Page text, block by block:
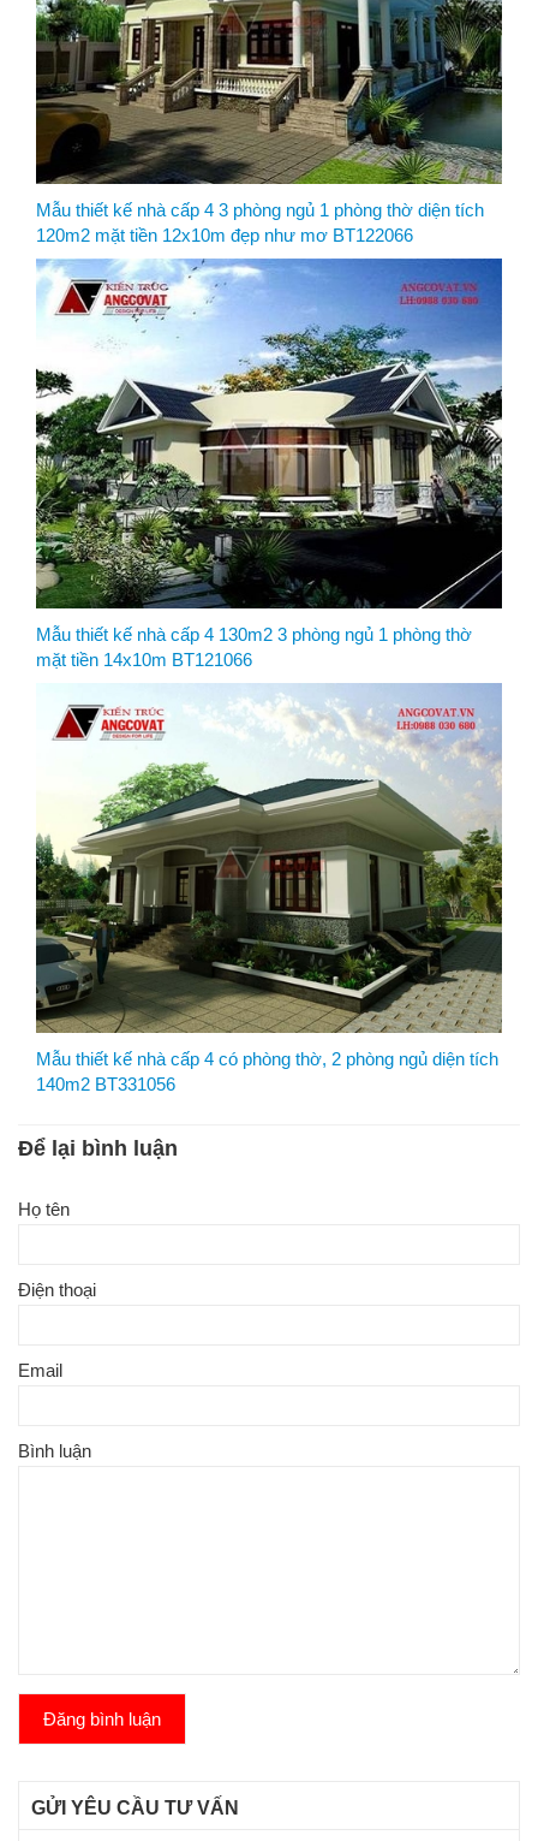
Mẫu thiết kế nhà cấp 4 3 phòng ngủ 1 phòng thờ diện tích
120m2 mặt tiền 12x10m đẹp như mơ BT122066
Mẫu thiết kế nhà cấp 4 130m2 3 phòng ngủ 1 phòng thờ
mặt tiền 14x10m BT121066
Mẫu thiết kế nhà cấp 4 có phòng thờ, 2 phòng ngủ diện tích
140m2 BT331056
Để lại bình luận
Họ tên
Điện thoại
Email
Bình luận
Đăng bình luận
GỬI YÊU CẦU TƯ VẤN